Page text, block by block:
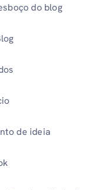
do blog
de ideia